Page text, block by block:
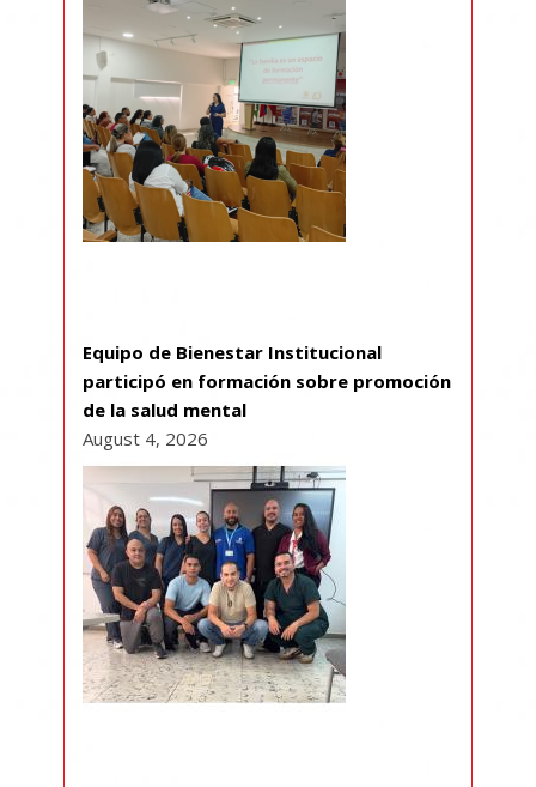
Equipo de Bienestar Institucional
participó en formación sobre promoción
de la salud mental
August 4, 2026